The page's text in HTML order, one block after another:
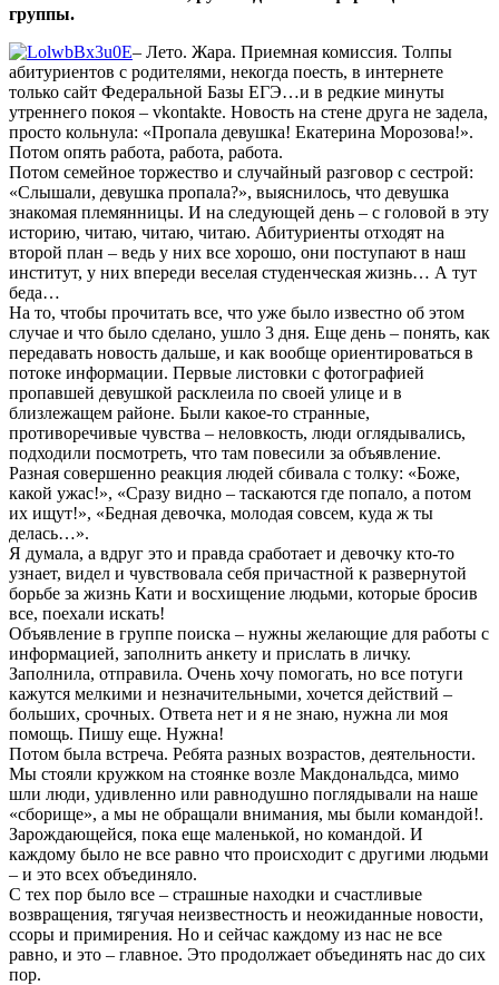
группы.
– Лето. Жара. Приемная комиссия. Толпы
абитуриентов с родителями, некогда поесть, в интернете
только сайт Федеральной Базы ЕГЭ…и в редкие минуты
утреннего покоя – vkontakte. Новость на стене друга не задела,
просто кольнула: «Пропала девушка! Екатерина Морозова!».
Потом опять работа, работа, работа.
Потом семейное торжество и случайный разговор с сестрой:
«Слышали, девушка пропала?», выяснилось, что девушка
знакомая племянницы. И на следующей день – с головой в эту
историю, читаю, читаю, читаю. Абитуриенты отходят на
второй план – ведь у них все хорошо, они поступают в наш
институт, у них впереди веселая студенческая жизнь… А тут
беда…
На то, чтобы прочитать все, что уже было известно об этом
случае и что было сделано, ушло 3 дня. Еще день – понять, как
передавать новость дальше, и как вообще ориентироваться в
потоке информации. Первые листовки с фотографией
пропавшей девушкой расклеила по своей улице и в
близлежащем районе. Были какое-то странные,
противоречивые чувства – неловкость, люди оглядывались,
подходили посмотреть, что там повесили за объявление.
Разная совершенно реакция людей сбивала с толку: «Боже,
какой ужас!», «Сразу видно – таскаются где попало, а потом
их ищут!», «Бедная девочка, молодая совсем, куда ж ты
делась…».
Я думала, а вдруг это и правда сработает и девочку кто-то
узнает, видел и чувствовала себя причастной к развернутой
борьбе за жизнь Кати и восхищение людьми, которые бросив
все, поехали искать!
Объявление в группе поиска – нужны желающие для работы с
информацией, заполнить анкету и прислать в личку.
Заполнила, отправила. Очень хочу помогать, но все потуги
кажутся мелкими и незначительными, хочется действий –
больших, срочных. Ответа нет и я не знаю, нужна ли моя
помощь. Пишу еще. Нужна!
Потом была встреча. Ребята разных возрастов, деятельности.
Мы стояли кружком на стоянке возле Макдональдса, мимо
шли люди, удивленно или равнодушно поглядывали на наше
«сборище», а мы не обращали внимания, мы были командой!.
Зарождающейся, пока еще маленькой, но командой. И
каждому было не все равно что происходит с другими людьми
– и это всех объединяло.
С тех пор было все – страшные находки и счастливые
возвращения, тягучая неизвестность и неожиданные новости,
ссоры и примирения. Но и сейчас каждому из нас не все
равно, и это – главное. Это продолжает объединять нас до сих
пор.